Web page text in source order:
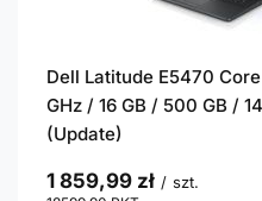
Dell Latitude E5470
GHz / 16 GB / 500 GB /
(Update)
1 859,99 zł / szt.